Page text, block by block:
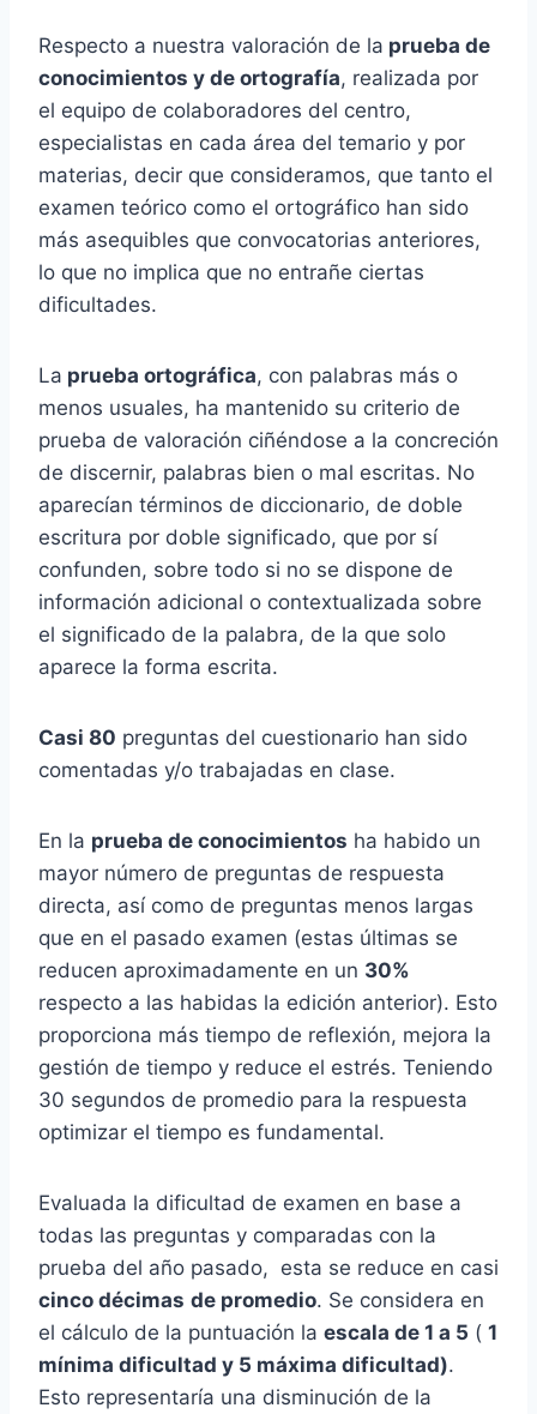
Respecto a nuestra valoración de la prueba de
conocimientos y de ortografía, realizada por
el equipo de colaboradores del centro,
especialistas en cada área del temario y por
materias, decir que consideramos, que tanto el
examen teórico como el ortográfico han sido
más asequibles que convocatorias anteriores,
lo que no implica que no entrañe ciertas
dificultades.
La prueba ortográfica, con palabras más o
menos usuales, ha mantenido su criterio de
prueba de valoración ciñéndose a la concreción
de discernir, palabras bien o mal escritas. No
aparecían términos de diccionario, de doble
escritura por doble significado, que por sí
confunden, sobre todo si no se dispone de
información adicional o contextualizada sobre
el significado de la palabra, de la que solo
aparece la forma escrita.
Casi 80 preguntas del cuestionario han sido
comentadas y/o trabajadas en clase.
En la prueba de conocimientos ha habido un
mayor número de preguntas de respuesta
directa, así como de preguntas menos largas
que en el pasado examen (estas últimas se
reducen aproximadamente en un 30%
respecto a las habidas la edición anterior). Esto
proporciona más tiempo de reflexión, mejora la
gestión de tiempo y reduce el estrés. Teniendo
30 segundos de promedio para la respuesta
optimizar el tiempo es fundamental.
Evaluada la dificultad de examen en base a
todas las preguntas y comparadas con la
prueba del año pasado, esta se reduce en casi
cinco décimas de promedio. Se considera en
el cálculo de la puntuación la escala de 1 a 5 ( 1
mínima dificultad y 5 máxima dificultad).
Esto representaría una disminución de la